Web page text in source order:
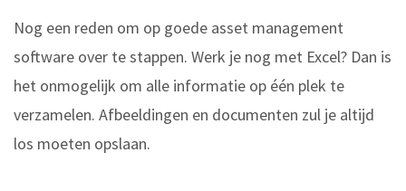
Nog een reden om op goede asset management
software over te stappen. Werk je nog met Excel? Dan is
het onmogelijk om alle informatie op één plek te
verzamelen. Afbeeldingen en documenten zul je altijd
los moeten opslaan.